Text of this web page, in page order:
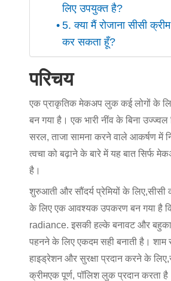
लिए उपयुक्त है?
5. क्या मैं रोजाना सीसी
कर सकता हूँ?
परिचय
एक प्राकृतिक मेकअप लुक कई लोगों के लिए
बन गया है। एक भारी नींव के बिना
सरल, ताजा सामना करने वाले आकर्षण में
त्वचा को बढ़ाने के बारे में यह बात सिर्फ
है।
शुरुआती और सौंदर्य प्रेमियों के लिए,सीसी
के लिए एक आवश्यक उपकरण बन गया है
radiance. इसकी हल्के बनावट और
पहनने के लिए एकदम सही बनाती है। शाम
हाइड्रेशन और सुरक्षा प्रदान करने के लिए,
क्रीमएक पूर्ण, पॉलिश लुक प्रदान करता